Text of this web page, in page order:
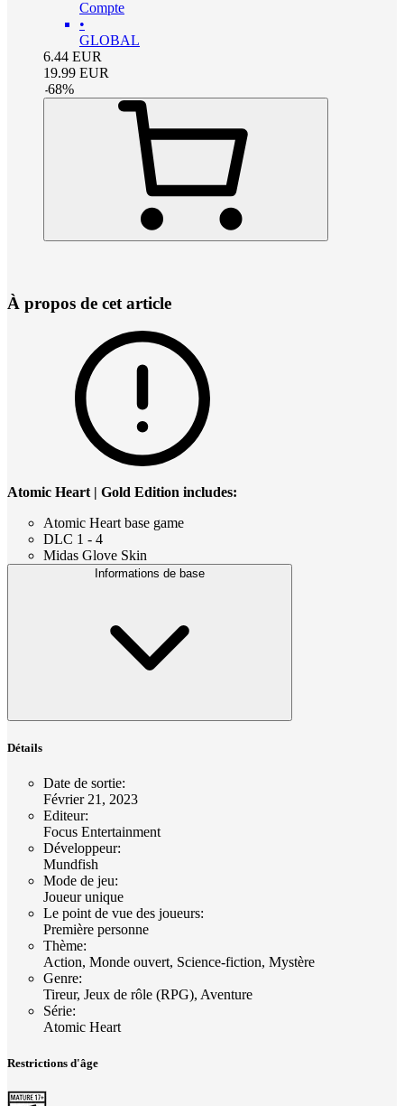
Compte
•
GLOBAL
6.44 EUR
19.99 EUR
-68%
À propos de cet article
Atomic Heart | Gold Edition includes:
Atomic Heart base game
DLC 1 - 4
Midas Glove Skin
Informations de base
Détails
Date de sortie:
Février 21, 2023
Editeur:
Focus Entertainment
Développeur:
Mundfish
Mode de jeu:
Joueur unique
Le point de vue des joueurs:
Première personne
Thème:
Action, Monde ouvert, Science-fiction, Mystère
Genre:
Tireur, Jeux de rôle (RPG), Aventure
Série:
Atomic Heart
Restrictions d'âge